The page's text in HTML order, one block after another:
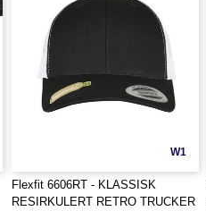
W1
Flexfit 6606RT - KLASSISK
RESIRKULERT RETRO TRUCKER